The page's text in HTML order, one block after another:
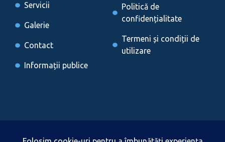
Servicii
Galerie
Contact
Informații publice
Politică de
confidențialitate
Termeni și condiții de
utilizare